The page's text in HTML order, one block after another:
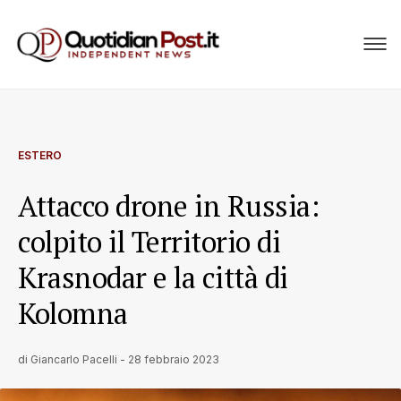
ESTERO
Attacco drone in Russia:
colpito il Territorio di
Krasnodar e la città di
Kolomna
di Giancarlo Pacelli - 28 febbraio 2023